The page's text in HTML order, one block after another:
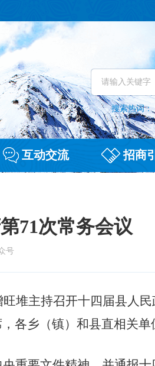
搜索热词：
互动交流 招商
71次常务会议
号
堆主持召开十四届县人
各乡（镇）和县直相关单